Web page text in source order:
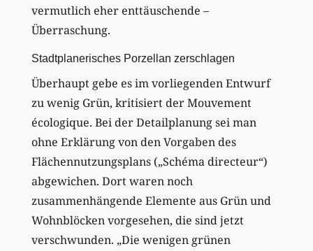
vermutlich eher enttäuschende –
Überraschung.
Stadtplanerisches Porzellan zerschlagen
Überhaupt gebe es im vorliegenden Entwurf
zu wenig Grün, kritisiert der Mouvement
écologique. Bei der Detailplanung sei man
ohne Erklärung von den Vorgaben des
Flächennutzungsplans („Schéma directeur“)
abgewichen. Dort waren noch
zusammenhängende Elemente aus Grün und
Wohnblöcken vorgesehen, die sind jetzt
verschwunden. „Die wenigen grünen